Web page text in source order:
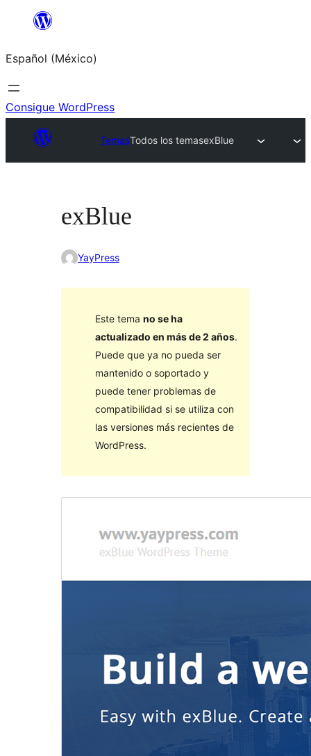
Saltar
contenido
Español (México)
Consigue WordPress
TemasTodos los temasexBlue
exBlue
YayPress
Este tema no se ha
actualizado en más de 2 años.
Puede que ya no pueda ser
mantenido o soportado y
puede tener problemas de
compatibilidad si se utiliza con
las versiones más recientes de
WordPress.